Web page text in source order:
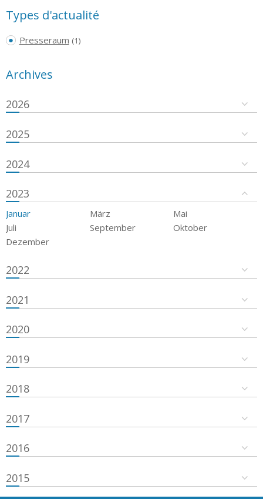
Types d'actualité
Presseraum (1)
Archives
2026
2025
2024
2023
Januar März
Mai
Juli
September
Oktober
Dezember
2022
2021
2020
2019
2018
2017
2016
2015